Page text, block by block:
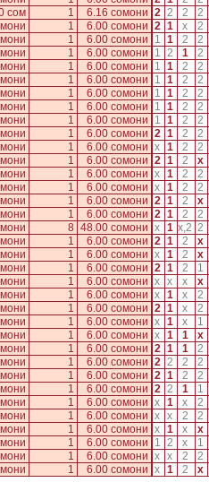
сом 1 6.16 сомони 2 2 2
2
1 6.00 сомони 2 1 x
2
1 6.00 сомони 1 1 2
2
1 6.00 сомони 1 2 1
2
1 6.00 сомони 1 1 2
2
1 6.00 сомони 1 1 2
2
1 6.00 сомони 1 1 2
2
1 6.00 сомони 1 1 2
2
1 6.00 сомони 1 1 2
2
1 6.00 сомони 2 1 2
2
1 6.00 сомони x 1 2
2
1 6.00 сомони 2 1 2
x
1 6.00 сомони x 1 2
2
1 6.00 сомони x 1 2
2
1 6.00 сомони 2 1 2
x
1 6.00 сомони 2 1 2
2
8 48.00 сомони x 1 x,2 2
1 6.00 сомони 2 1 2
x
1 6.00 сомони x 1 2
x
1 6.00 сомони 2 1 2
1
1 6.00 сомони x x x
x
1 6.00 сомони x 1 x
2
1 6.00 сомони 2 1 x
2
1 6.00 сомони x 1 x
1
1 6.00 сомони x 1 1
x
1 6.00 сомони 2 1 1
2
1 6.00 сомони 2 2 2
2
1 6.00 сомони 2 1 2
2
1 6.00 сомони 2 2 1
1
1 6.00 сомони x 1 x
2
1 6.00 сомони x x 2
2
1 6.00 сомони x 1 x
x
1 6.00 сомони 1 2 x
1
1 6.00 сомони x x 2
2
1 6.00 сомони x 1 2
x